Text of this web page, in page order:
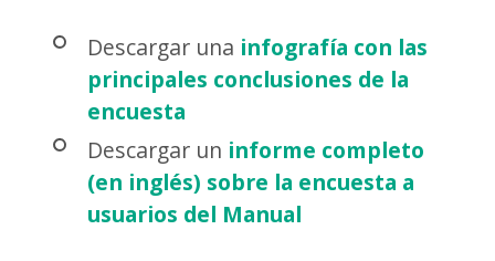
Descargar una infografía con las
principales conclusiones de la
encuesta
Descargar un informe completo
(en inglés) sobre la encuesta a
usuarios del Manual